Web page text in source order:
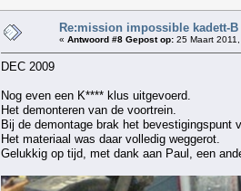
Re:mission impossible kadett-B
« Antwoord #8 Gepost op: 25 Maart
DEC 2009
Nog even een K**** klus uitgevoerd.
Het demonteren van de voortrein.
Bij de demontage brak het bevestigingspunt
Het materiaal was daar volledig weggerot.
Gelukkig op tijd, met dank aan Paul, een